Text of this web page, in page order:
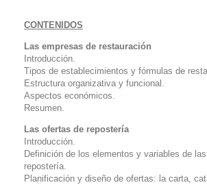
CONTENIDOS
Las empresas de restauración
Introducción.
Tipos de establecimientos y fórmulas de
Estructura organizativa y funcional.
Aspectos económicos.
Resumen.
Las ofertas de repostería
Introducción.
Definición de los elementos y variables de
repostería.
Planificación y diseño de ofertas: la carta,